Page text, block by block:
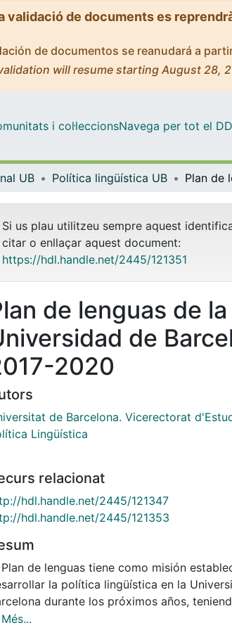
validació de documents es
de documentos se reanudará a
will resume starting August 28,
i col·leccionsNavega per tot el DD
UB Política lingüística UB
Si us plau utilitzeu sempre aquest
citar o enllaçar aquest document:
https://hdl.handle.net/2445/121351
de lenguas de la
de
2020
de Barcelona. Vicerectorat
Lingüística
relacionat
hdl.handle.net/2445/121347
hdl.handle.net/2445/121353
Plan de lenguas tiene como misión
la política lingüística en la
durante los próximos años,
la UB ha asumido el compromiso de
Més...